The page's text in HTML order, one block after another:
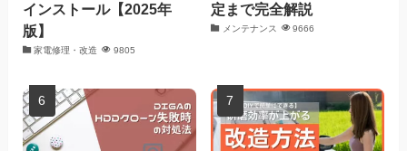
インストール【2025年
版】
家電修理・改造 9805
定まで完全解説
メンテナンス 9666